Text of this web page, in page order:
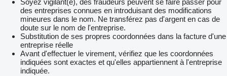
Soyez vigilant(e), des fraudeurs peuvent se faire passer pour
des entreprises connues en introduisant des modifications
mineures dans le nom. Ne transférez pas d'argent en cas de
doute sur le nom de l'entreprise.
Substitution de ses propres coordonnées dans la facture d'une
entreprise réelle
Avant d'effectuer le virement, vérifiez que les coordonnées
indiquées sont exactes et qu'elles appartiennent à l'entreprise
indiquée.